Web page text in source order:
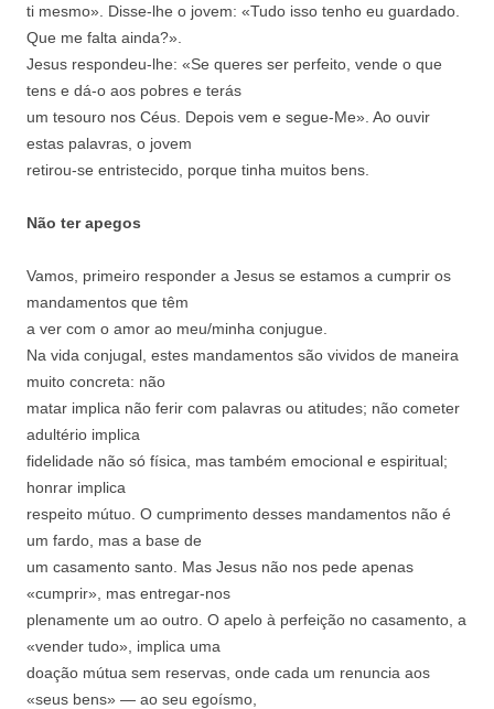
ti mesmo». Disse-lhe o jovem: «Tudo isso tenho eu guardado.
Que me falta ainda?».
Jesus respondeu-lhe: «Se queres ser perfeito, vende o que
tens e dá-o aos pobres e terás
um tesouro nos Céus. Depois vem e segue-Me». Ao ouvir
estas palavras, o jovem
retirou-se entristecido, porque tinha muitos bens.
Não ter apegos
Vamos, primeiro responder a Jesus se estamos a cumprir os
mandamentos que têm
a ver com o amor ao meu/minha conjugue.
Na vida conjugal, estes mandamentos são vividos de maneira
muito concreta: não
matar implica não ferir com palavras ou atitudes; não cometer
adultério implica
fidelidade não só física, mas também emocional e espiritual;
honrar implica
respeito mútuo. O cumprimento desses mandamentos não é
um fardo, mas a base de
um casamento santo. Mas Jesus não nos pede apenas
«cumprir», mas entregar-nos
plenamente um ao outro. O apelo à perfeição no casamento, a
«vender tudo», implica uma
doação mútua sem reservas, onde cada um renuncia aos
«seus bens» — ao seu egoísmo,